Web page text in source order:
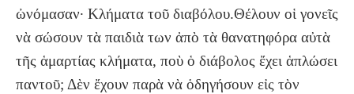
ὠνόμασαν· Κλήματα τοῦ διαβόλου.Θέλουν οἱ γονεῖς
νὰ σώσουν τὰ παιδιὰ των ἀπὸ τὰ θανατηφόρα αὐτὰ
τῆς ἁμαρτίας κλήματα, ποὺ ὁ διάβολος ἔχει ἁπλώσει
παντοῦ; Δὲν ἔχουν παρὰ νὰ ὁδηγήσουν εἰς τὸν